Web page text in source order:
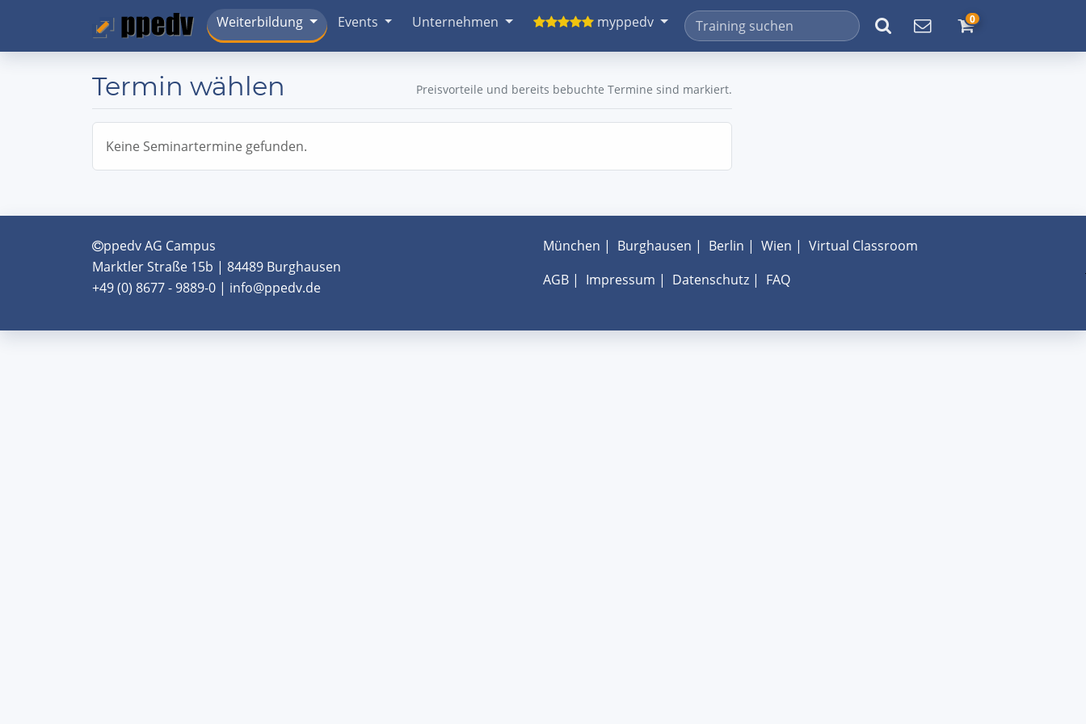
Weiterbildung Events Unternehmen myppedv 0
Termin wählen Preisvorteile und bereits bebuchte Termine sind markiert.
Keine Seminartermine gefunden.
ppedv AG Campus
Marktler Straße 15b | 84489 Burghausen
+49 (0) 8677 - 9889-0 | info@ppedv.de
München | Burghausen | Berlin | Wien | Virtual Classroom
AGB| Impressum | Datenschutz| FAQ